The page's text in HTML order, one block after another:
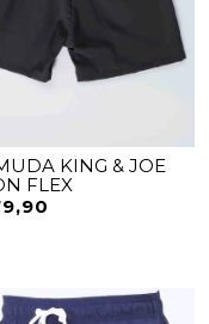
KING & JOE
FLEX